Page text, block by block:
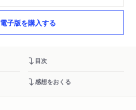
電子版を購入する
目次
感想をおくる